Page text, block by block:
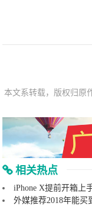
本文系转载，版权归原
相关热点
iPhone X提前开箱上
外媒推荐2018年能买